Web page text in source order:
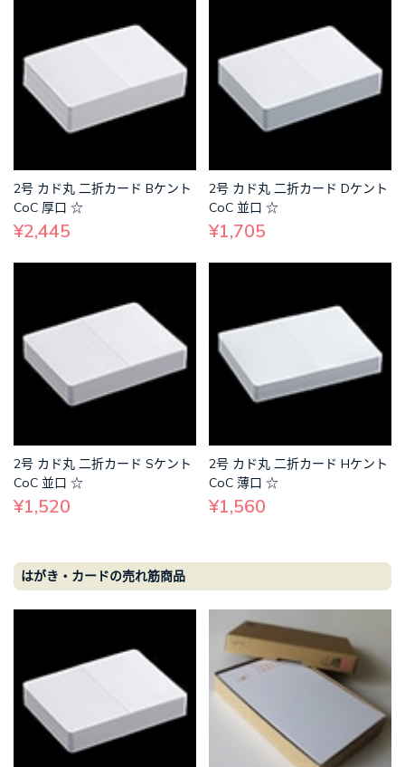
2号 カド丸 二折カード Bケント
CoC 厚口 ☆
¥2,445
2号 カド丸 二折カード Dケント
CoC 並口 ☆
¥1,705
2号 カド丸 二折カード Sケント
CoC 並口 ☆
¥1,520
2号 カド丸 二折カード Hケント
CoC 薄口 ☆
¥1,560
はがき・カードの売れ筋商品